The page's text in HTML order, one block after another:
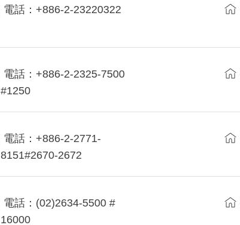
電話：+886-2-23220322
電話：+886-2-2325-7500
#1250
電話：+886-2-2771-
8151#2670-2672
電話：(02)2634-5500 #
16000